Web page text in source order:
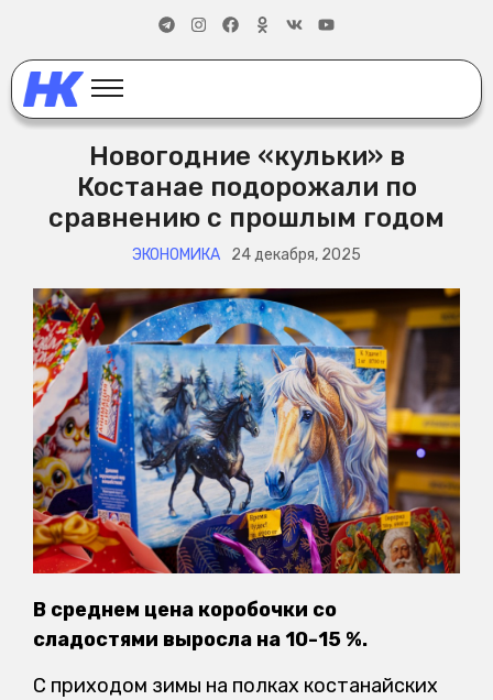
Новогодние «кульки» в
Костанае подорожали по
сравнению с прошлым годом
ЭКОНОМИКА 24 декабря, 2025
В среднем цена коробочки со
сладостями выросла на 10-15 %.
С приходом зимы на полках костанайских